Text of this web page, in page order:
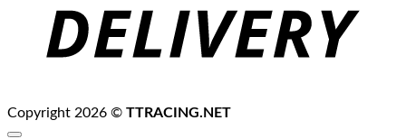
Copyright 2026 © TTRACING.NET